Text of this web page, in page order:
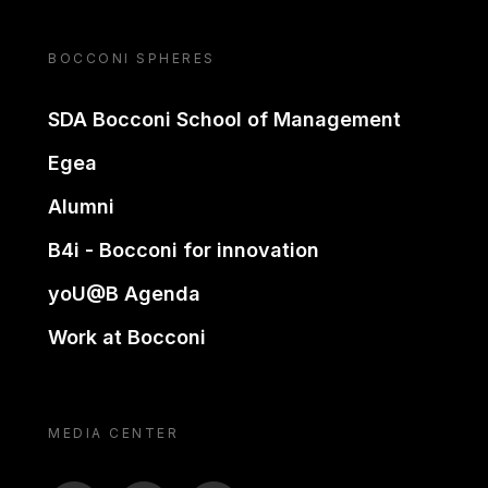
BOCCONI SPHERES
SDA Bocconi School of Management
Egea
Alumni
B4i - Bocconi for innovation
yoU@B Agenda
Work at Bocconi
MEDIA CENTER